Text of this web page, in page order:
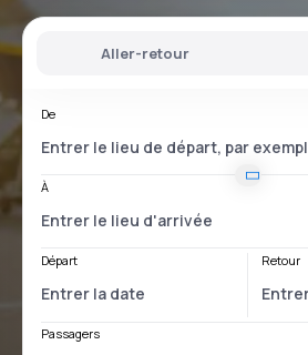
Aller-retour
De
À
Départ Retour
Passagers